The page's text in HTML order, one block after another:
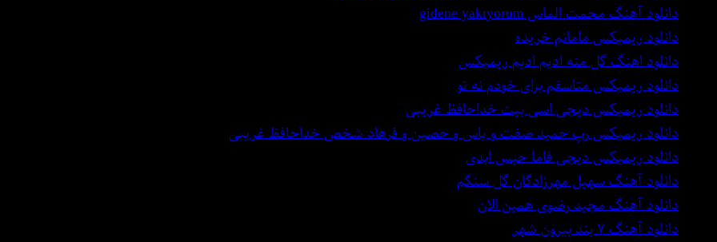
دانلود آهنگ محمت الماس gidene yakıyorum
دانلود ریمیکس مامانم خریده
دانلود اهنگ گل منه ادیم ادیم ریمیکس
دانلود ریمیکس متاسفم برای خودم نه تو
دانلود ریمیکس دیجی اسی بیت خداحافظ غریبی
دانلود ریمیکس رپ حمید صفت و یاس و حصین و فرهاد شخص خداحافظ غریبی
دانلود ریمیکس دیجی فاما حبس ابدی
دانلود آهنگ سهیل مهرزادگان گل سنگم
دانلود آهنگ مجید رضوی همین الان
دانلود آهنگ ۷ بند بیرون شهر